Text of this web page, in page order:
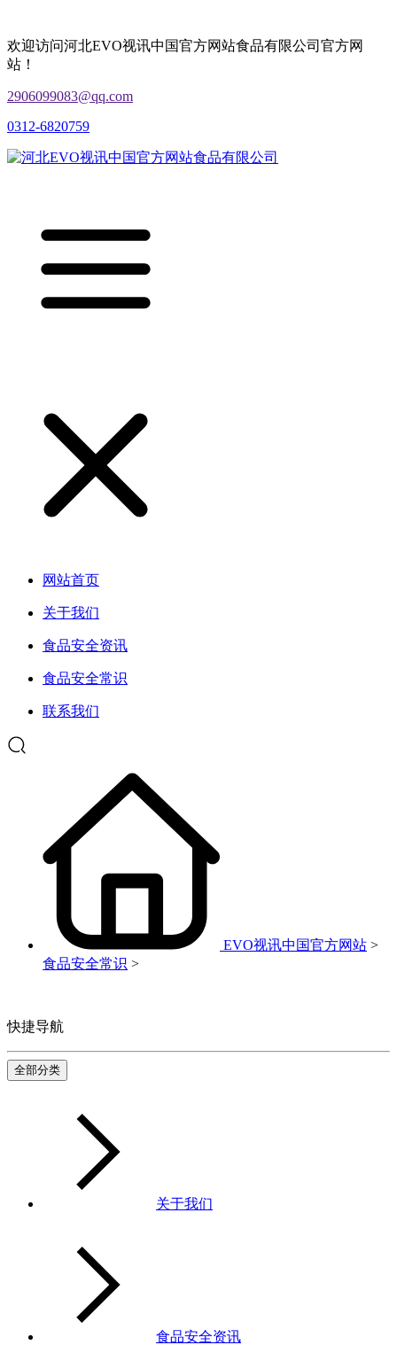
欢迎访问河北EVO视讯中国官方网站食品有限公司官方网
站！
2906099083@qq.com
0312-6820759
网站首页
关于我们
食品安全资讯
食品安全常识
联系我们
EVO视讯中国官方网站 >
食品安全常识 >
快捷导航
全部分类
关于我们
食品安全资讯